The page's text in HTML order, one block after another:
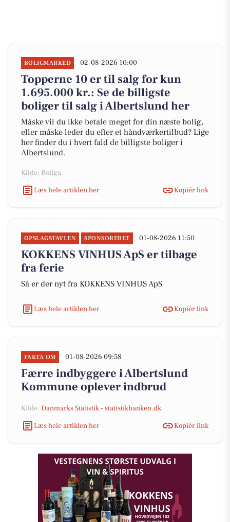
BOLIGMARKED 02-08-2026 10:00
Topperne 10 er til salg for kun
1.695.000 kr.: Se de billigste
boliger til salg i Albertslund her
Måske vil du ikke betale meget for din næste bolig,
eller måske leder du efter et håndværkertilbud? Lige
her finder du i hvert fald de billigste boliger i
Albertslund.
Kilde: Boliga
Læs hele artiklen her
Kopiér link
OPSLAGSTAVLEN SPONSORERET 01-08-2026 11:50
KOKKENS VINHUS ApS er tilbage
fra ferie
Så er der nyt fra KOKKENS VINHUS ApS
Læs hele artiklen her Kopiér link
FAKTA OM 01-08-2026 09:58
Færre indbyggere i Albertslund
Kommune oplever indbrud
Kilde: Danmarks Statistik - statistikbanken.dk
Læs hele artiklen her
Kopiér link